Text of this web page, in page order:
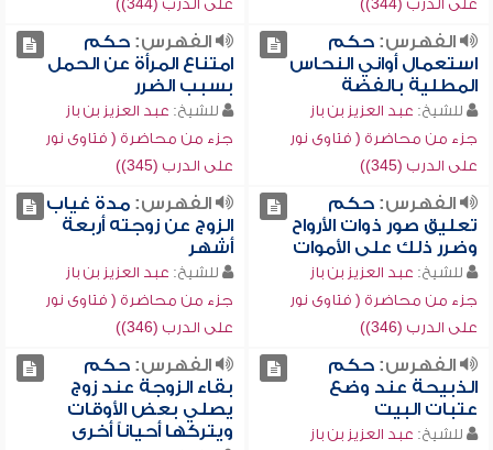
على الدرب (344))
على الدرب (344))
الفهرس:حكم
استعمال أواني النحاس
المطلية بالفضة
للشيخ: عبد العزيز بن باز
جزء من محاضرة ( فتاوى نور
على الدرب (345))
الفهرس:حكم
امتناع المرأة عن الحمل
بسبب الضرر
للشيخ: عبد العزيز بن باز
جزء من محاضرة ( فتاوى نور
على الدرب (345))
الفهرس:حكم
تعليق صور ذوات الأرواح
وضرر ذلك على الأموات
للشيخ: عبد العزيز بن باز
جزء من محاضرة ( فتاوى نور
على الدرب (346))
الفهرس:مدة غياب
الزوج عن زوجته أربعة
أشهر
للشيخ: عبد العزيز بن باز
جزء من محاضرة ( فتاوى نور
على الدرب (346))
الفهرس:حكم
الذبيحة عند وضع
عتبات البيت
للشيخ: عبد العزيز بن باز
الفهرس:حكم
بقاء الزوجة عند زوج
يصلي بعض الأوقات
ويتركها أحياناً أخرى